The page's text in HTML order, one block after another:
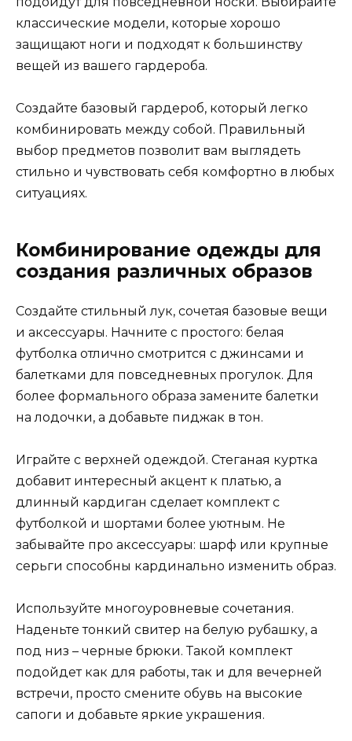
классические модели, которые хорошо
защищают ноги и подходят к большинству
вещей из вашего гардероба.
Создайте базовый гардероб, который легко
комбинировать между собой. Правильный
выбор предметов позволит вам выглядеть
стильно и чувствовать себя комфортно в любых
ситуациях.
Комбинирование одежды для
создания различных образов
Создайте стильный лук, сочетая базовые вещи
и аксессуары. Начните с простого: белая
футболка отлично смотрится с джинсами и
балетками для повседневных прогулок. Для
более формального образа замените балетки
на лодочки, а добавьте пиджак в тон.
Играйте с верхней одеждой. Стеганая куртка
добавит интересный акцент к платью, а
длинный кардиган сделает комплект с
футболкой и шортами более уютным. Не
забывайте про аксессуары: шарф или крупные
серьги способны кардинально изменить образ.
Используйте многоуровневые сочетания.
Наденьте тонкий свитер на белую рубашку, а
под низ – черные брюки. Такой комплект
подойдет как для работы, так и для вечерней
встречи, просто смените обувь на высокие
сапоги и добавьте яркие украшения.